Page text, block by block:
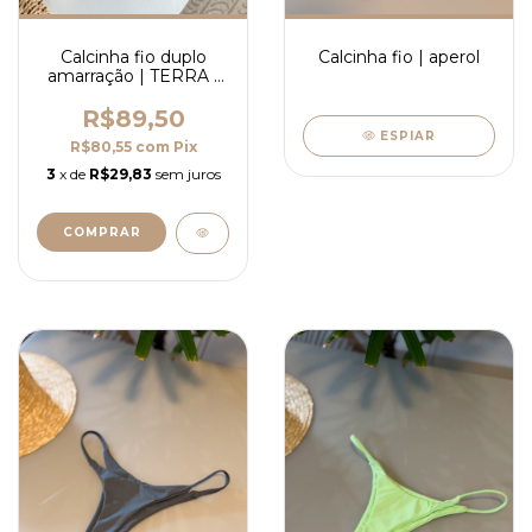
Calcinha fio duplo
amarração | TERRA -
R$89,50
R$80,55 com Pix
3 x de R$29,83 sem juros
COMPRAR
Calcinha fio | aperol
ESPIAR